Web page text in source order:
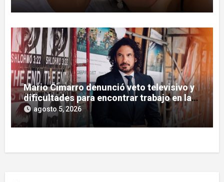
Mario Cimarro denunció veto televisivo y
dificultades para encontrar trabajo en la
actuación
agosto 5, 2026